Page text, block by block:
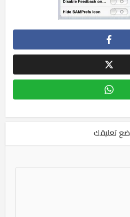
ضع تعليقك